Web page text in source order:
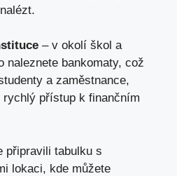
– v okolí škol a
naleznete bankomaty, což
a zaměstnance,
přístup k finančním
připravili tabulku s
lokaci, kde můžete